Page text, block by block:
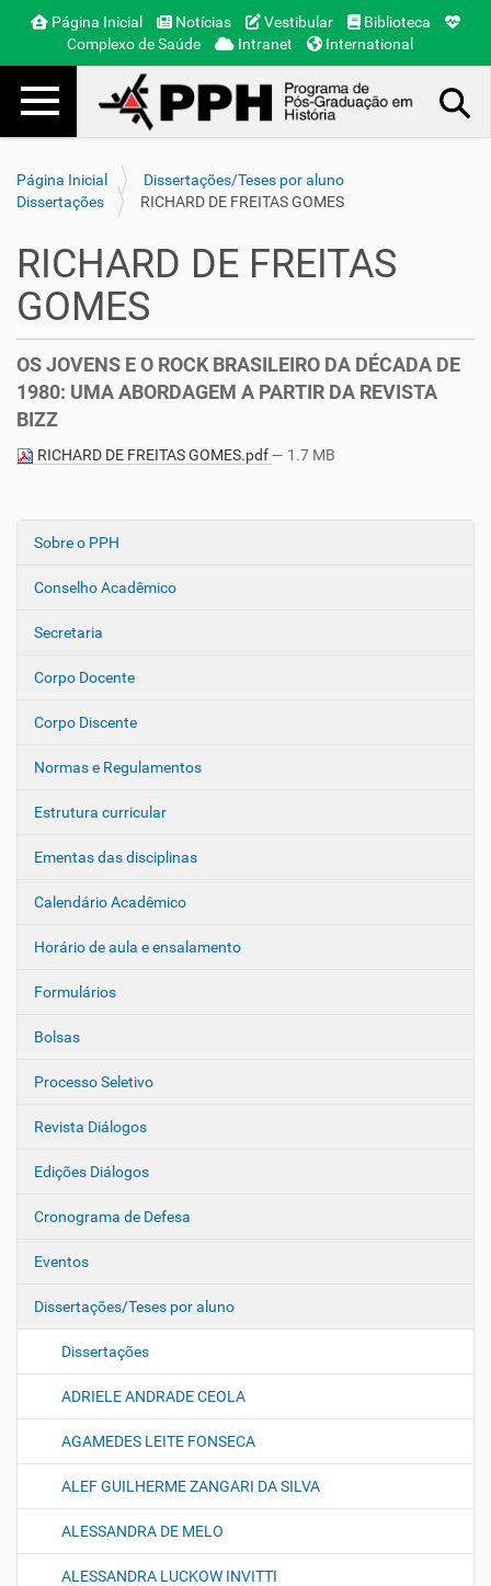
Página Inicial Notícias Vestibular
Biblioteca
Complexo de Saúde
Intranet International
Toggle navigation
Página Inicial
Dissertações/Teses por aluno
Dissertações
RICHARD DE FREITAS GOMES
N
e
a
ç
o
Sobre o PPH
Conselho Acadêmico
Secretaria
Corpo Docente
Corpo Discente
Normas e Regulamentos
Estrutura curricular
Ementas das disciplinas
Calendário Acadêmico
Horário de aula e ensalamento
Formulários
Bolsas
Processo Seletivo
Revista Diálogos
Edições Diálogos
Cronograma de Defesa
Eventos
Dissertações/Teses por aluno
Dissertações
ADRIELE ANDRADE CEOLA
AGAMEDES LEITE FONSECA
ALEF GUILHERME ZANGARI DA SILVA
ALESSANDRA DE MELO
ALESSANDRA LUCKOW INVITTI
RICHARD DE FREITAS
GOMES
OS JOVENS E O ROCK BRASILEIRO DA DÉCADA DE
1980: UMA ABORDAGEM A PARTIR DA REVISTA
BIZZ
RICHARD DE FREITAS GOMES.pdf— 1.7 MB